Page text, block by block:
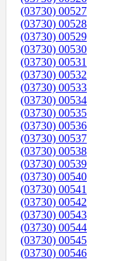
(03730) 00527
(03730) 00528
(03730) 00529
(03730) 00530
(03730) 00531
(03730) 00532
(03730) 00533
(03730) 00534
(03730) 00535
(03730) 00536
(03730) 00537
(03730) 00538
(03730) 00539
(03730) 00540
(03730) 00541
(03730) 00542
(03730) 00543
(03730) 00544
(03730) 00545
(03730) 00546